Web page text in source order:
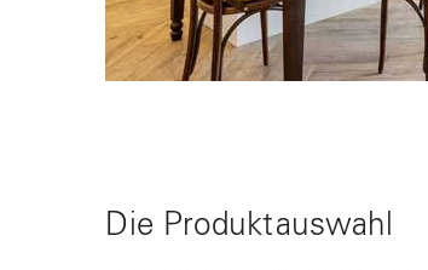
Die Produktauswahl